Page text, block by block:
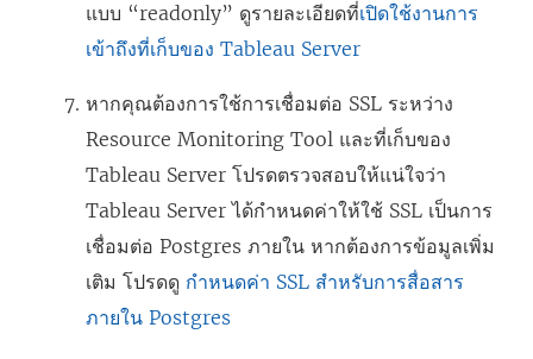
แบบ “readonly” ดูรายละเอียดที่เปิดใช้งานการ
เข้าถึงที่เก็บของ Tableau Server
หากคุณต้องการใช้การเชื่อมต่อ SSL ระหว่าง
Resource Monitoring Tool และที่เก็บของ
Tableau Server โปรดตรวจสอบให้แน่ใจว่า
Tableau Server ได้กำหนดค่าให้ใช้ SSL เป็นการ
เชื่อมต่อ Postgres ภายใน หากต้องการข้อมูลเพิ่ม
เติม โปรดดู กำหนดค่า SSL สำหรับการสื่อสาร
ภายใน Postgres